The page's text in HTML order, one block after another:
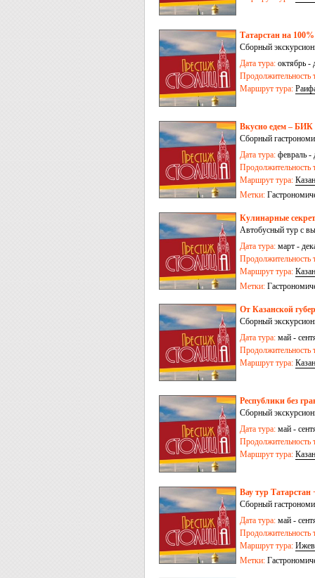
Татарстан на
Сборный
Дата тура: октябрь -
Продолжительность
Маршрут тура:
Вкусно едем –
Сборный
Дата тура: февраль -
Продолжительность
Маршрут тура:
Метки:
Кулинарные
Автобусный тур с
Дата тура: март -
Продолжительность
Маршрут тура:
Метки:
От Казанской
Сборный
Дата тура: май -
Продолжительность
Маршрут тура:
Республики без
Сборный
Дата тура: май -
Продолжительность
Маршрут тура:
Вау тур
Сборный
Дата тура: май -
Продолжительность
Маршрут тура:
Метки: